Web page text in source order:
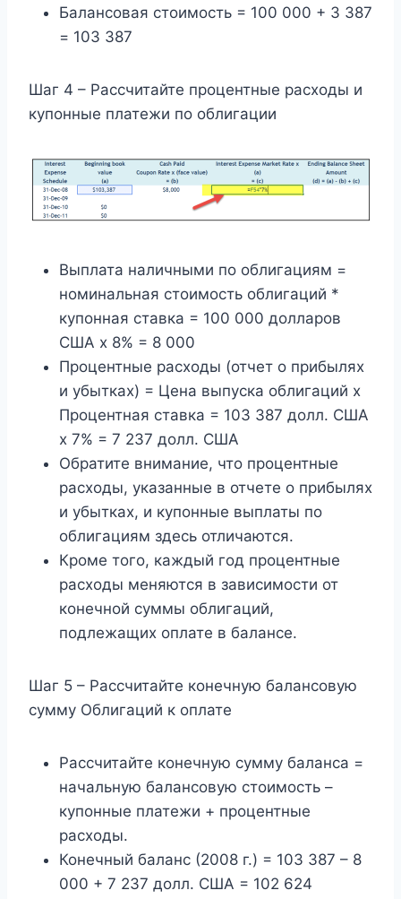
Балансовая стоимость = 100 000 + 3 387
= 103 387
Шаг 4 – Рассчитайте процентные расходы и
купонные платежи по облигации
Выплата наличными по облигациям =
номинальная стоимость облигаций *
купонная ставка = 100 000 долларов
США x 8% = 8 000
Процентные расходы (отчет о прибылях
и убытках) = Цена выпуска облигаций x
Процентная ставка = 103 387 долл. США
x 7% = 7 237 долл. США
Обратите внимание, что процентные
расходы, указанные в отчете о прибылях
и убытках, и купонные выплаты по
облигациям здесь отличаются.
Кроме того, каждый год процентные
расходы меняются в зависимости от
конечной суммы облигаций,
подлежащих оплате в балансе.
Шаг 5 – Рассчитайте конечную балансовую
сумму Облигаций к оплате
Рассчитайте конечную сумму баланса =
начальную балансовую стоимость –
купонные платежи + процентные
расходы.
Конечный баланс (2008 г.) = 103 387 – 8
000 + 7 237 долл. США = 102 624